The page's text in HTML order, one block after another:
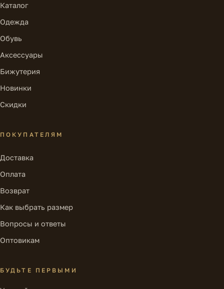
Каталог
Одежда
Обувь
Аксессуары
Бижутерия
Новинки
Скидки
ПОКУПАТЕЛЯМ
Доставка
Оплата
Возврат
Как выбрать размер
Вопросы и ответы
Оптовикам
БУДЬТЕ ПЕРВЫМИ